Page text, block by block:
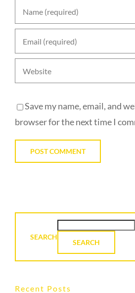
Save my name, email, and
browser for the next time I
SEARCH
SEARCH
Recent Posts